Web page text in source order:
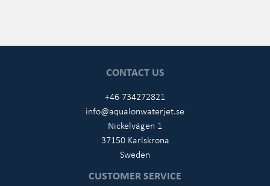
CONTACT US
+46 734272821
info@aqualonwaterjet.se
Nickelvägen 1
37150 Karlskrona
Sweden
CUSTOMER SERVICE